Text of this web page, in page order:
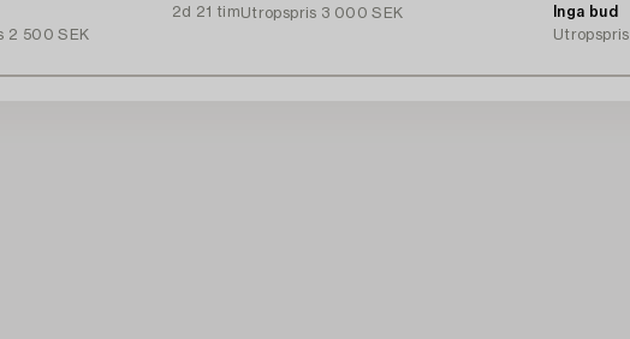
2d 21 tim
2 500 SEK
Utropspris 3 000 SEK
Inga bud
Utropspris